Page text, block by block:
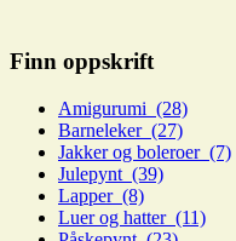
Finn oppskrift
Amigurumi (28)
Barneleker (27)
Jakker og boleroer (7)
Julepynt (39)
Lapper (8)
Luer og hatter (11)